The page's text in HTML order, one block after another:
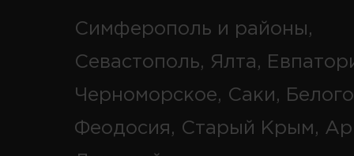
Симферополь и районы,
Севастополь, Ялта,
Черноморское, Саки,
Феодосия, Старый Крым,